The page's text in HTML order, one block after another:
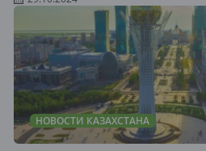
НОВОСТИ КАЗАХСТАНА